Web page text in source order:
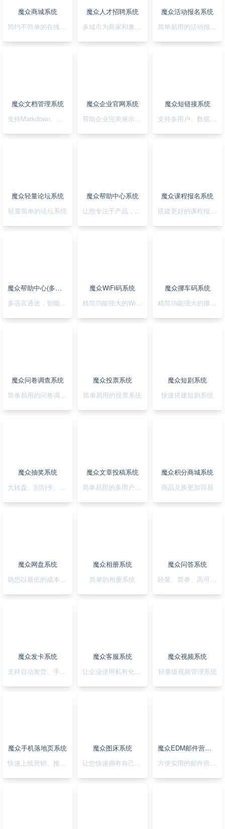
魔众商城系统
简约不简单的在线商城系统
魔众人才招聘系统
多城市为商家和兼职者的提供精准对接平台
魔众活动报名系统
简单易用的活动报名系统
魔众文档管理系统
支持Markdown、图表、脑图、富文本的文档管理系统
魔众企业官网系统
帮助企业完美展示自己的形象
魔众短链接系统
支持多用户、数据统计、API对接的短链接系统
魔众轻量论坛系统
轻量简单的论坛系统
魔众帮助中心系统
让您专注于产品，无需为帮助中心的建设担忧
魔众课程报名系统
搭建更好的课程报名系统
魔众帮助中心(多语言)系统
多语言通途，智能助您，轻松搭建无障碍帮助系统
魔众WiFi码系统
精简功能强大的WiFi码小程序
魔众挪车码系统
精简功能强大的挪车码小程序
魔众问卷调查系统
简单易用的问卷调查系统
魔众投票系统
简单易用的投票系统
魔众短剧系统
快速搭建短剧系统
魔众抽奖系统
大转盘、刮刮卡、积分、红包一站全搞定
魔众文章投稿系统
简单易用的多用户文章投稿系统
魔众积分商城系统
商品兑换更加容易
魔众网盘系统
魔众相册系统
简单的相册系统
魔众问答系统
魔众发卡系统
魔众客服系统
魔众视频系统
轻量级视频管理系统
魔众手机落地页系统
快速上线营销、推广落地页，可视化拖拽创，支持手机H5/微信小程序/抖音小程序
魔众图床系统
让您快速拥有自己私有化的图床系统
魔众EDM邮件营销系统
方便实用的邮件营销系统